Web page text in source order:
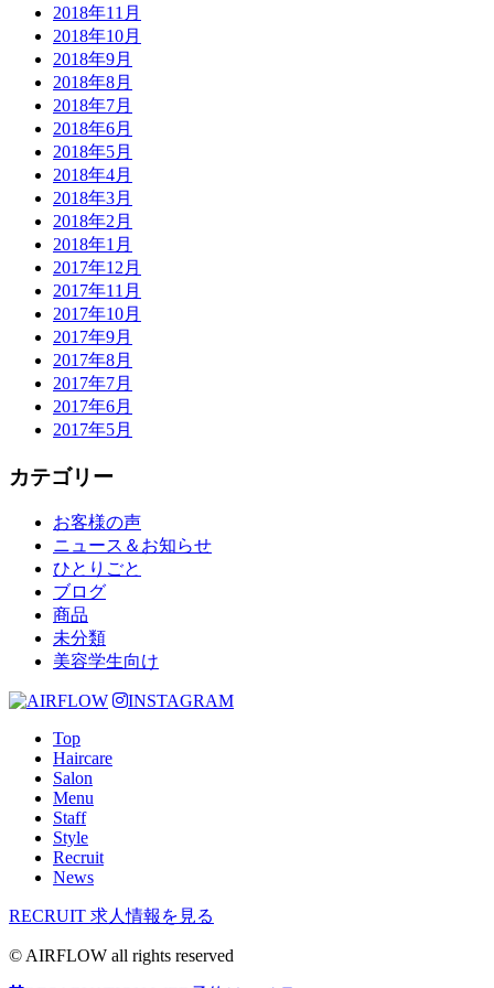
2018年11月
2018年10月
2018年9月
2018年8月
2018年7月
2018年6月
2018年5月
2018年4月
2018年3月
2018年2月
2018年1月
2017年12月
2017年11月
2017年10月
2017年9月
2017年8月
2017年7月
2017年6月
2017年5月
カテゴリー
お客様の声
ニュース＆お知らせ
ひとりごと
ブログ
商品
未分類
美容学生向け
INSTAGRAM
Top
Haircare
Salon
Menu
Staff
Style
Recruit
News
RECRUIT 求人情報を見る
© AIRFLOW all rights reserved